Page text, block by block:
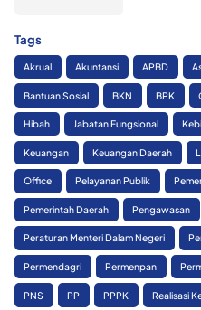
Tags
Akrual Akuntansi APBD
Bantuan Sosial BKN BPK
Hibah Jabatan Fungsional
Keuangan Keuangan Daerah
Office Pelayanan Publik
Pemerintah Daerah Pengawasan
Peraturan Menteri Dalam Negeri
Permendagri Permenpan
PNS PP PPPK Realisasi